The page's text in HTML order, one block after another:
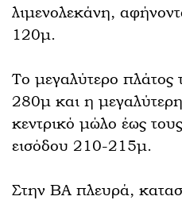
λιμενολεκάνη,
120μ.
Το μεγαλύτερο πλάτος
280μ και η
κεντρικό μώλο έως
εισόδου 210-215μ.
Στην ΒΑ πλευρά,